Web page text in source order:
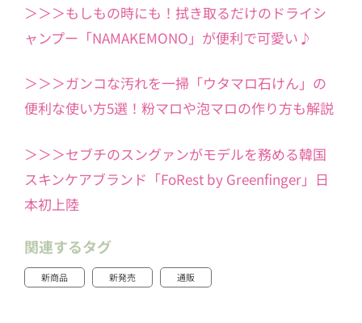
＞＞＞もしもの時にも！拭き取るだけのドライシ
ャンプー「NAMAKEMONO」が便利で可愛い♪
＞＞＞ガンコな汚れを一掃「ウタマロ石けん」の
便利な使い方5選！粉マロや泡マロの作り方も解説
＞＞＞セブチのスングァンがモデルを務める韓国
スキンケアブランド「FoRest by Greenfinger」日
本初上陸
関連するタグ
新商品 新発売 通販